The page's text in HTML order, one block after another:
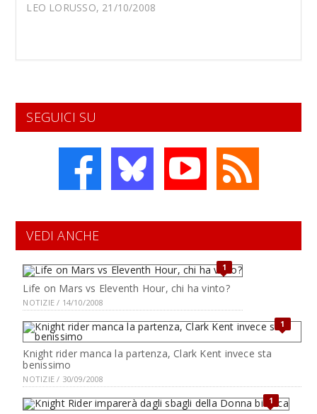
LEO LORUSSO, 21/10/2008
SEGUICI SU
VEDI ANCHE
1
Life on Mars vs Eleventh Hour, chi ha vinto?
NOTIZIE / 14/10/2008
1
Knight rider manca la partenza, Clark Kent invece sta
benissimo
NOTIZIE / 30/09/2008
1